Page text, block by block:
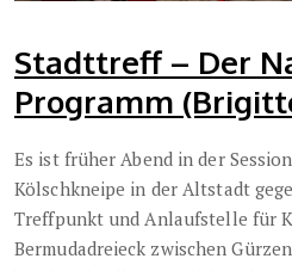
Stadttreff – Der
Programm
Es ist früher Abend in der
Kölschkneipe in der Altstadt
Treffpunkt und Anlaufstelle für
Bermudadreieck zwischen